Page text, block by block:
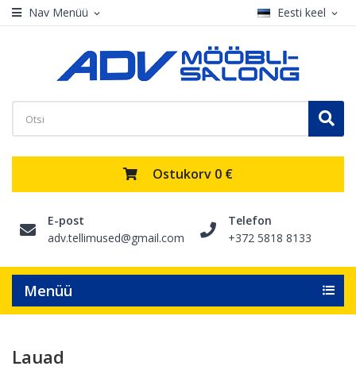
Nav Menüü expand_more Eesti keel expand_more
Ostukorv 0 €
E-post
adv.tellimused@gmail.com
Telefon
+372 5818 8133
Menüü
Lauad